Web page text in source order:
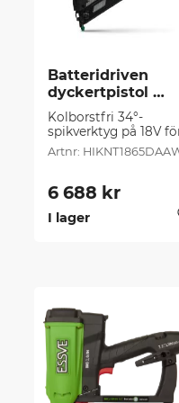
Batteridriven
dyckertpistol
HIKOKI (1 st/frp)
Kolborstfri 34°-
spikverktyg på 18V
spik på 15 gauge/1,8
6 688 kr
I lager